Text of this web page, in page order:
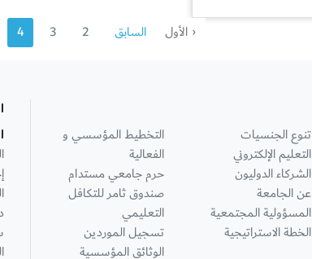
‹ الأول السابق 2
3
4
تنوع الجنسيات
التعليم الإلكتروني
الشركاء الدوليون
عن الجامعة
المسؤولية المجتمعية
الخطة الاستراتيجية
التخطيط المؤسسي و
الفعالية
حرم جامعي مستدام
صندوق ثامر للتكافل
التعليمي
تسجيل الموردين
الوثائق المؤسسية